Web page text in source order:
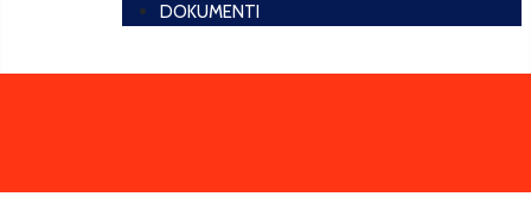
DOKUMENTI